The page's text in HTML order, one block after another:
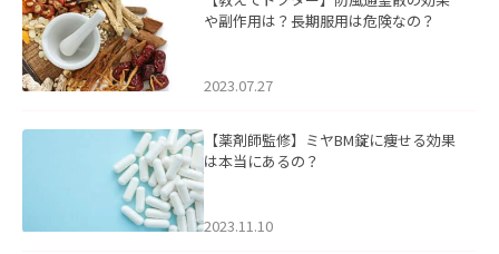
や副作用は？長期服用は危険なの？
2023.07.27
【薬剤師監修】ミヤBM錠に痩せる効果
は本当にあるの？
2023.11.10